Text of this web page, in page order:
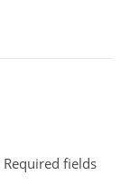
Required fields